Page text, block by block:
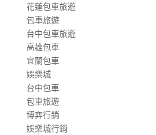
花蓮包車旅遊
包車旅遊
台中包車旅遊
高雄包車
宜蘭包車
娛樂城
台中包車
包車旅遊
博弈行銷
娛樂城行銷